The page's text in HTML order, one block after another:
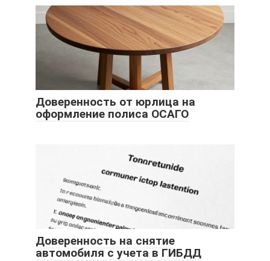
Доверенность от юрлица на
оформление полиса ОСАГО
Доверенность на снятие
автомобиля с учета в ГИБДД